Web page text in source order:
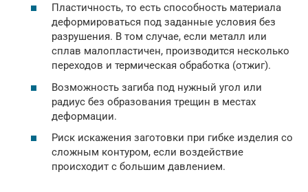
Пластичность, то есть способность материала
деформироваться под заданные условия без
разрушения. В том случае, если металл или
сплав малопластичен, производится несколько
переходов и термическая обработка (отжиг).
Возможность загиба под нужный угол или
радиус без образования трещин в местах
деформации.
Риск искажения заготовки при гибке изделия со
сложным контуром, если воздействие
происходит с большим давлением.